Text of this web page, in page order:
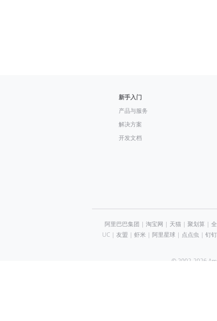
新手入门
产品与服务
解决方案
开发文档
阿里巴巴集团 | 淘宝网 | 天猫| 聚划算 |
UC| 友盟 | 虾米 | 阿里星球| 点点虫 | 钉钉
© 2002-2026